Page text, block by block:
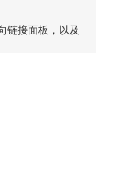
链接面板，以及